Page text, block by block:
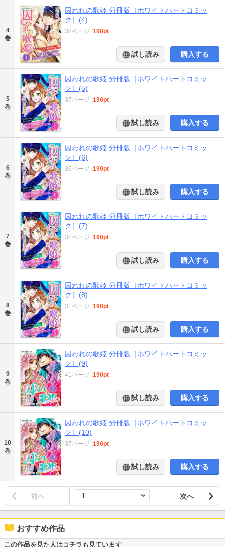
4
巻
囚われの歌姫 分冊版［ホワイトハートコミッ
ク］(4)
38ページ |190pt
試し読み 購入する
5
巻
囚われの歌姫 分冊版［ホワイトハートコミッ
ク］(5)
37ページ |190pt
試し読み 購入する
6
巻
囚われの歌姫 分冊版［ホワイトハートコミッ
ク］(6)
36ページ |190pt
試し読み 購入する
7
巻
囚われの歌姫 分冊版［ホワイトハートコミッ
ク］(7)
32ページ |190pt
試し読み 購入する
8
巻
囚われの歌姫 分冊版［ホワイトハートコミッ
ク］(8)
31ページ |190pt
試し読み 購入する
9
巻
囚われの歌姫 分冊版［ホワイトハートコミッ
ク］(9)
41ページ |190pt
試し読み 購入する
10
巻
囚われの歌姫 分冊版［ホワイトハートコミッ
ク］(10)
37ページ |190pt
試し読み 購入する
前へ 次へ
おすすめ作品
この作品を見た人はコチラも見ています